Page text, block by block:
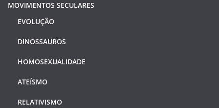
MOVIMENTOS SECULARES
EVOLUÇÃO
DINOSSAUROS
HOMOSEXUALIDADE
ATEÍSMO
RELATIVISMO